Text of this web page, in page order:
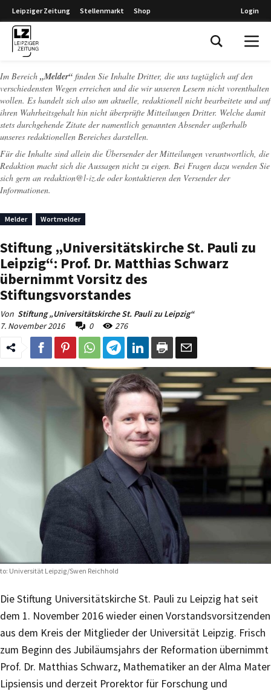
Leipziger Zeitung Stellenmarkt Shop Login
Im Bereich „Melder“ finden Sie Inhalte Dritter, die uns tagtäglich auf den
verschiedensten Wegen erreichen und die wir unseren Lesern nicht vorenthalten
wollen. Es handelt sich also um aktuelle, redaktionell nicht bearbeitete und auf
ihren Wahrheitsgehalt hin nicht überprüfte Mitteilungen Dritter. Welche damit
stets durchgehende Zitate der namentlich genannten Absender außerhalb
unseres redaktionellen Bereiches darstellen.
Für die Inhalte sind allein die Übersender der Mitteilungen verantwortlich, die
Redaktion macht sich die Aussagen nicht zu eigen. Bei Fragen dazu wenden Sie
sich gern an redaktion@l-iz.de oder kontaktieren den Versender der
Informationen.
Melder Wortmelder
Stiftung „Universitätskirche St. Pauli zu
Leipzig“: Prof. Dr. Matthias Schwarz
übernimmt Vorsitz des
Stiftungsvorstandes
Von Stiftung „Universitätskirche St. Pauli zu Leipzig“
7. November 2016
0 276
Universität Leipzig/Swen Reichhold
Die Stiftung Universitätskirche St. Pauli zu Leipzig hat seit
dem 1. November 2016 wieder einen Vorstandsvorsitzenden
aus dem Kreis der Mitglieder der Universität Leipzig. Frisch
zum Beginn des Jubiläumsjahrs der Reformation übernimmt
Prof. Dr. Matthias Schwarz, Mathematiker an der Alma Mater
Lipsiensis und derzeit Prorektor für Forschung und